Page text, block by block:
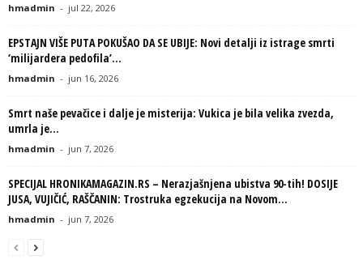
hmadmin - jul 22, 2026
EPSTAJN VIŠE PUTA POKUŠAO DA SE UBIJE: Novi detalji iz istrage smrti
‘milijardera pedofila’...
hmadmin - jun 16, 2026
Smrt naše pevačice i dalje je misterija: Vukica je bila velika zvezda,
umrla je...
hmadmin - jun 7, 2026
SPECIJAL HRONIKAMAGAZIN.RS – Nerazjašnjena ubistva 90-tih! DOSIJE
JUSA, VUJIČIĆ, RAŠČANIN: Trostruka egzekucija na Novom...
hmadmin - jun 7, 2026